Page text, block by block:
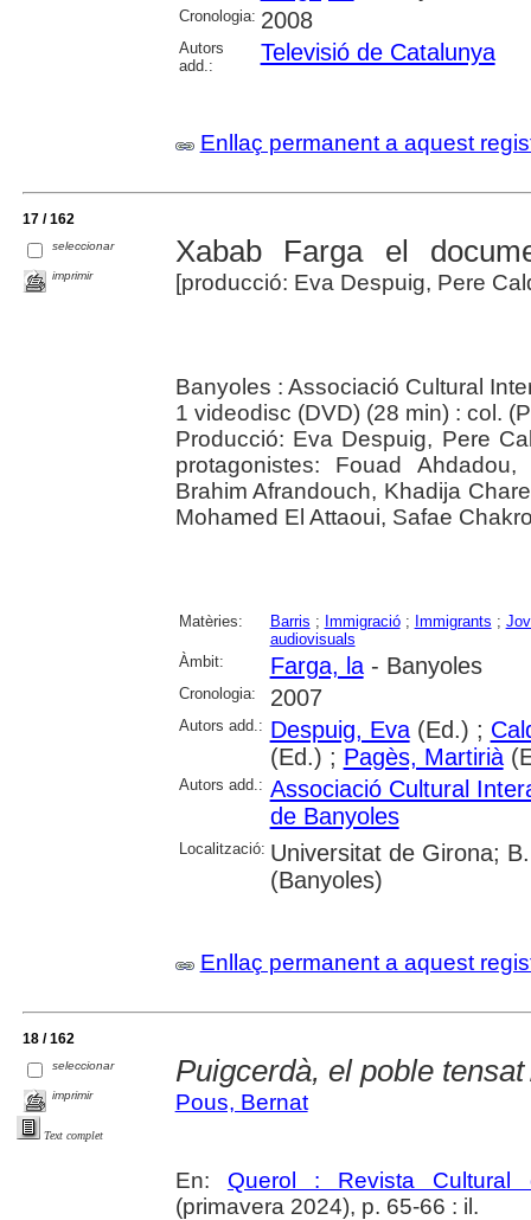
Cronologia: 2008
Autors
add.:
Televisió de Catalunya
Enllaç permanent a aquest
17 / 162
seleccionar
imprimir
Xabab Farga el
[producció: Eva Despuig, Pere
Banyoles : Associació Cultural
1 videodisc (DVD) (28 min) : col.
Producció: Eva Despuig, Pere
protagonistes: Fouad
Brahim Afrandouch, Khadija
Mohamed El Attaoui, Safae
Matèries: Barris ; Immigració; Immigrants ;
audiovisuals
Àmbit:
Farga, la- Banyoles
Cronologia: 2007
Autors add.: Despuig, Eva(Ed.) ;
(Ed.) ; Pagès, Martirià
Autors add.: Associació Cultural
de Banyoles
Localització: Universitat de Girona;
(Banyoles)
Enllaç permanent a aquest
18 / 162
seleccionar
imprimir
Text complet
Puigcerdà, el poble tensat
Pous, Bernat
En: Querol : Revista Cultural
(primavera 2024), p. 65-66 : il.